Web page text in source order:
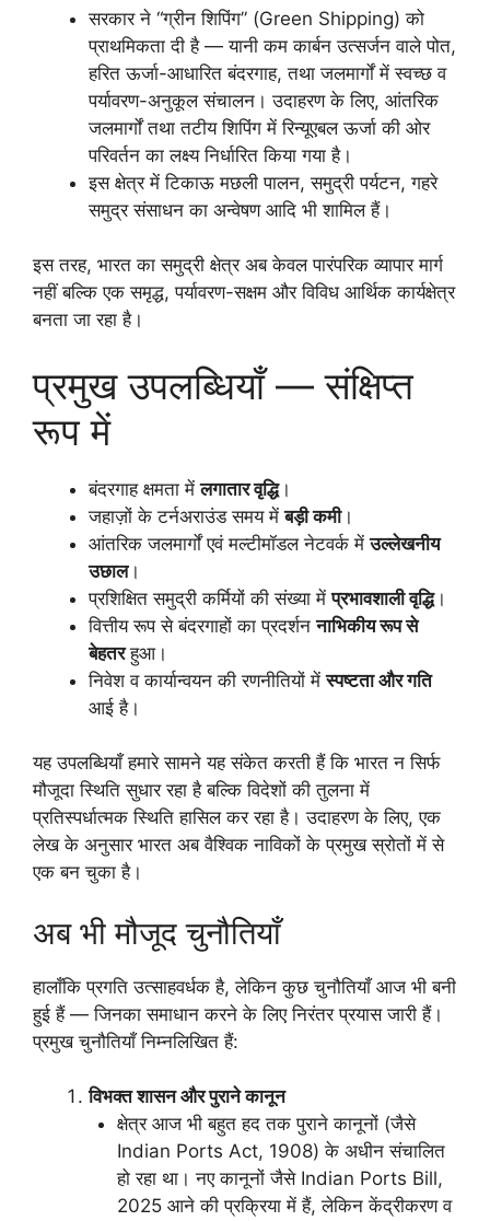
सरकार ने “ग्रीन शिपिंग” (Green Shipping) को
प्राथमिकता दी है — यानी कम कार्बन उत्सर्जन वाले पोत,
हरित ऊर्जा-आधारित बंदरगाह, तथा जलमार्गों में स्वच्छ व
पर्यावरण-अनुकूल संचालन। उदाहरण के लिए, आंतरिक
जलमार्गों तथा तटीय शिपिंग में रिन्यूएबल ऊर्जा की ओर
परिवर्तन का लक्ष्य निर्धारित किया गया है।
इस क्षेत्र में टिकाऊ मछली पालन, समुद्री पर्यटन, गहरे
समुद्र संसाधन का अन्वेषण आदि भी शामिल हैं।
इस तरह, भारत का समुद्री क्षेत्र अब केवल पारंपरिक व्यापार मार्ग
नहीं बल्कि एक समृद्ध, पर्यावरण-सक्षम और विविध आर्थिक कार्यक्षेत्र
बनता जा रहा है।
प्रमुख उपलब्धियाँ — संक्षिप्त
रूप में
बंदरगाह क्षमता मेंलगातार वृद्धि।
जहाज़ों के टर्नअराउंड समय मेंबड़ी कमी।
आंतरिक जलमार्गों एवं मल्टीमॉडल नेटवर्क मेंउल्लेखनीय
उछाल।
प्रशिक्षित समुद्री कर्मियों की संख्या मेंप्रभावशाली वृद्धि।
वित्तीय रूप से बंदरगाहों का प्रदर्शननाभिकीय रूप से
बेहतरहुआ।
निवेश व कार्यान्वयन की रणनीतियों मेंस्पष्टता और गति
आई है।
यह उपलब्धियाँ हमारे सामने यह संकेत करती हैं कि भारत न सिर्फ
मौजूदा स्थिति सुधार रहा है बल्कि विदेशों की तुलना में
प्रतिस्पर्धात्मक स्थिति हासिल कर रहा है। उदाहरण के लिए, एक
लेख के अनुसार भारत अब वैश्विक नाविकों के प्रमुख स्रोतों में से
एक बन चुका है।
अब भी मौजूद चुनौतियाँ
हालाँकि प्रगति उत्साहवर्धक है, लेकिन कुछ चुनौतियाँ आज भी बनी
हुई हैं — जिनका समाधान करने के लिए निरंतर प्रयास जारी हैं।
प्रमुख चुनौतियाँ निम्नलिखित हैं:
विभक्त शासन और पुराने कानून
क्षेत्र आज भी बहुत हद तक पुराने कानूनों (जैसे
Indian Ports Act, 1908) के अधीन संचालित
हो रहा था। नए कानूनों जैसे Indian Ports Bill,
2025 आने की प्रक्रिया में हैं, लेकिन केंद्रीकरण व